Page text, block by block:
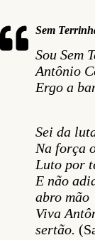
Sem
Sou Sem
Antônio
Ergo a
Sei da
Na força
Luto por
E não
abro mão
Viva
sertão.